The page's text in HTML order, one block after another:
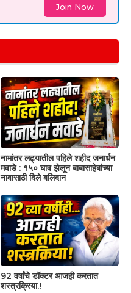
Join Now
नामांतर लढ्यातील पहिले शहीद जनार्धन
मवाडे : १५० घाव झेलून बाबासाहेबांच्या
नावासाठी दिले बलिदान
92 वर्षांचे डॉक्टर आजही करतात
शस्त्रक्रिया.!